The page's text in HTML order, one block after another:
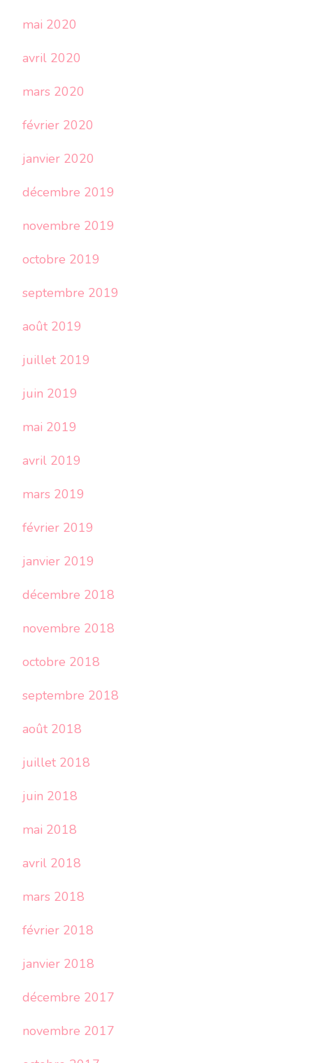
mai 2020
avril 2020
mars 2020
février 2020
janvier 2020
décembre 2019
novembre 2019
octobre 2019
septembre 2019
août 2019
juillet 2019
juin 2019
mai 2019
avril 2019
mars 2019
février 2019
janvier 2019
décembre 2018
novembre 2018
octobre 2018
septembre 2018
août 2018
juillet 2018
juin 2018
mai 2018
avril 2018
mars 2018
février 2018
janvier 2018
décembre 2017
novembre 2017